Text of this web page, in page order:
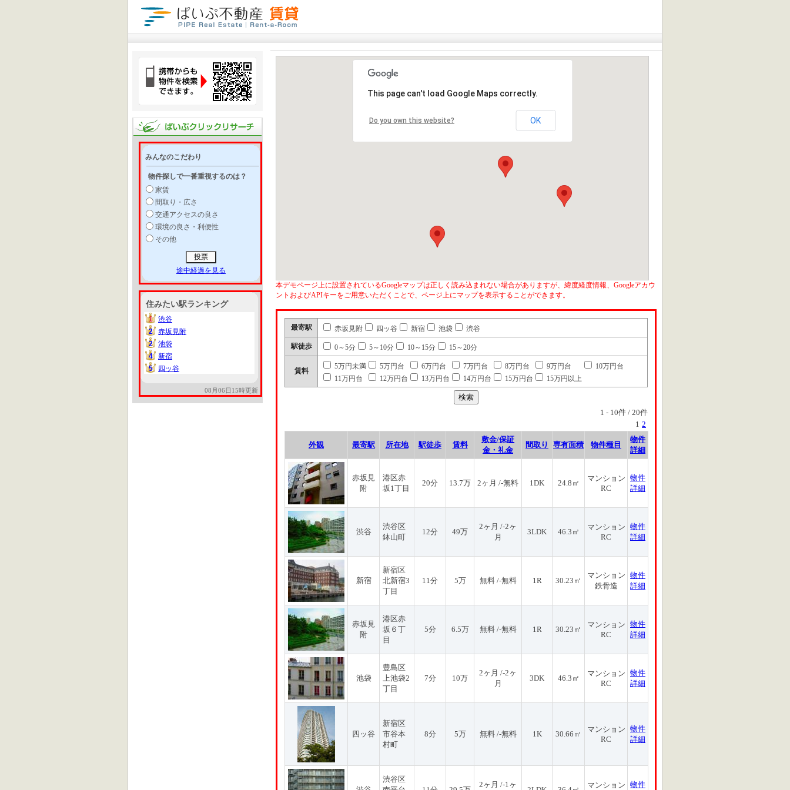
みんなのこだわり
物件探しで一番重視するのは？
家賃
間取り・広さ
交通アクセスの良さ
環境の良さ・利便性
その他
途中経過を見る
住みたい駅ランキング
1
1
渋谷
2
2
赤坂見附
2
2
池袋
4
4
新宿
5
5 四ッ谷
08月06日15時更新
This page can't load Google Maps correctly.
Do you own this website? OK
本デモページ上に設置されているGoogleマップは正しく読み込まれない場合がありますが、緯度経度情報、Googleアカウ
ントおよびAPIキーをご用意いただくことで、ページ上にマップを表示することができます。
最寄駅 赤坂見附 四ッ谷 新宿 池袋 渋谷
駅徒歩 0～5分 5～10分 10～15分 15～20分
賃料
5万円未満 5万円台 6万円台 7万円台 8万円台 9万円台
10万円台
11万円台
12万円台 13万円台 14万円台 15万円台 15万円以上
1 - 10件 / 20件
1 2
外観 最寄駅 所在地 駅徒歩 賃料
敷金/保証
金・礼金
間取り 専有面積 物件種目
物件
詳細
赤坂見
附
港区赤
坂1丁目
20分 13.7万 2ヶ月 /-無料 1DK 24.8㎡
マンション
RC
物件
詳細
渋谷
渋谷区
鉢山町
12分 49万
2ヶ月 /-2ヶ
月
3LDK 46.3㎡
マンション
RC
物件
詳細
新宿
新宿区
北新宿3
丁目
11分 5万 無料 /-無料 1R 30.23㎡
マンション
鉄骨造
物件
詳細
赤坂見
附
港区赤
坂６丁
目
5分 6.5万 無料 /-無料 1R 30.23㎡
マンション
RC
物件
詳細
池袋
豊島区
上池袋2
丁目
7分 10万
2ヶ月 /-2ヶ
月
3DK 46.3㎡
マンション
RC
物件
詳細
四ッ谷
新宿区
市谷本
村町
8分 5万 無料 /-無料 1K 30.66㎡
マンション
RC
物件
詳細
渋谷区
2ヶ月 /-1ヶ マンション 物件